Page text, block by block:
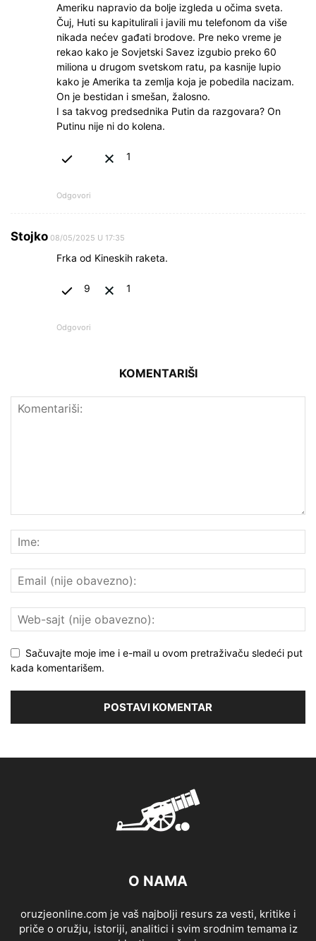
Ameriku napravio da bolje izgleda u očima sveta.
Čuj, Huti su kapitulirali i javili mu telefonom da više
nikada nećev gađati brodove. Pre neko vreme je
rekao kako je Sovjetski Savez izgubio preko 60
miliona u drugom svetskom ratu, pa kasnije lupio
kako je Amerika ta zemlja koja je pobedila nacizam.
On je bestidan i smešan, žalosno.
I sa takvog predsednika Putin da razgovara? On
Putinu nije ni do kolena.
1
Odgovori
Stojko 08/05/2025 U 17:35
Frka od Kineskih raketa.
9 1
Odgovori
KOMENTARIŠI
Sačuvajte moje ime i e-mail u ovom pretraživaču sledeći put
kada komentarišem.
O NAMA
oruzjeonline.com je vaš najbolji resurs za vesti, kritike i
priče o oružju, istoriji, analitici i svim srodnim temama iz